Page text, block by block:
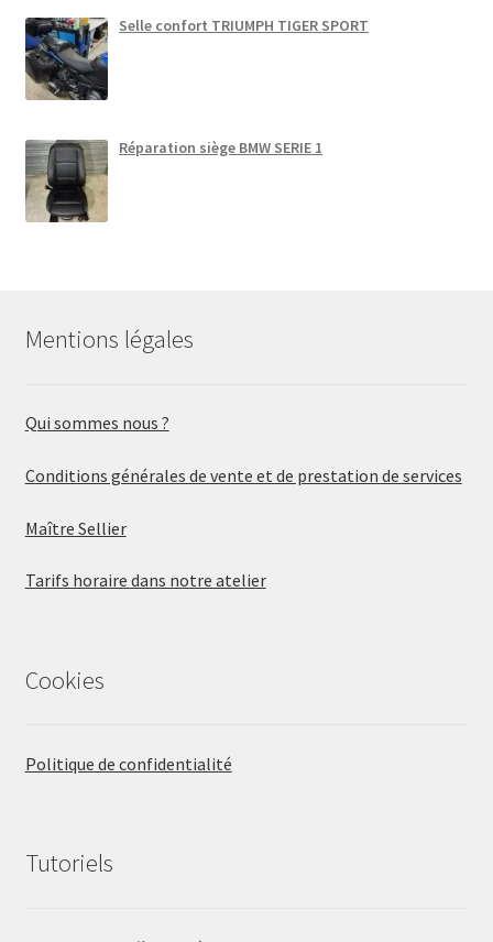
Selle confort TRIUMPH TIGER SPORT
Réparation siège BMW SERIE 1
Mentions légales
Qui sommes nous ?
Conditions générales de vente et de prestation de services
Maître Sellier
Tarifs horaire dans notre atelier
Cookies
Politique de confidentialité
Tutoriels